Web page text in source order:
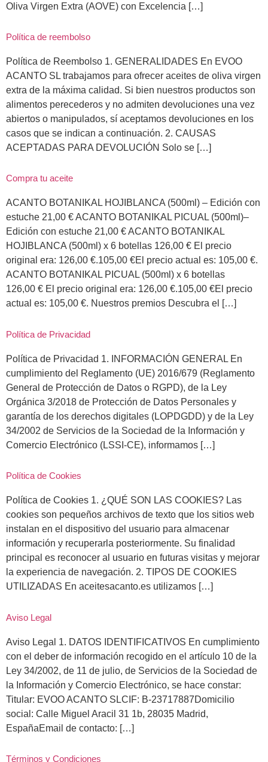
Oliva Virgen Extra (AOVE) con Excelencia […]
Política de reembolso
Política de Reembolso 1. GENERALIDADES En EVOO
ACANTO SL trabajamos para ofrecer aceites de oliva virgen
extra de la máxima calidad. Si bien nuestros productos son
alimentos perecederos y no admiten devoluciones una vez
abiertos o manipulados, sí aceptamos devoluciones en los
casos que se indican a continuación. 2. CAUSAS
ACEPTADAS PARA DEVOLUCIÓN Solo se […]
Compra tu aceite
ACANTO BOTANIKAL HOJIBLANCA (500ml) – Edición con
estuche 21,00 € ACANTO BOTANIKAL PICUAL (500ml)–
Edición con estuche 21,00 € ACANTO BOTANIKAL
HOJIBLANCA (500ml) x 6 botellas 126,00 € El precio
original era: 126,00 €.105,00 €El precio actual es: 105,00 €.
ACANTO BOTANIKAL PICUAL (500ml) x 6 botellas
126,00 € El precio original era: 126,00 €.105,00 €El precio
actual es: 105,00 €. Nuestros premios Descubra el […]
Política de Privacidad
Política de Privacidad 1. INFORMACIÓN GENERAL En
cumplimiento del Reglamento (UE) 2016/679 (Reglamento
General de Protección de Datos o RGPD), de la Ley
Orgánica 3/2018 de Protección de Datos Personales y
garantía de los derechos digitales (LOPDGDD) y de la Ley
34/2002 de Servicios de la Sociedad de la Información y
Comercio Electrónico (LSSI-CE), informamos […]
Política de Cookies
Política de Cookies 1. ¿QUÉ SON LAS COOKIES? Las
cookies son pequeños archivos de texto que los sitios web
instalan en el dispositivo del usuario para almacenar
información y recuperarla posteriormente. Su finalidad
principal es reconocer al usuario en futuras visitas y mejorar
la experiencia de navegación. 2. TIPOS DE COOKIES
UTILIZADAS En aceitesacanto.es utilizamos […]
Aviso Legal
Aviso Legal 1. DATOS IDENTIFICATIVOS En cumplimiento
con el deber de información recogido en el artículo 10 de la
Ley 34/2002, de 11 de julio, de Servicios de la Sociedad de
la Información y Comercio Electrónico, se hace constar:
Titular: EVOO ACANTO SLCIF: B-23717887Domicilio
social: Calle Miguel Aracil 31 1b, 28035 Madrid,
EspañaEmail de contacto: […]
Términos y Condiciones